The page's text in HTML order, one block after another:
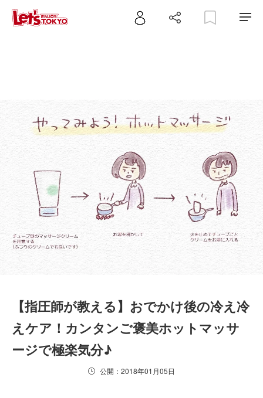
【指圧師が教える】おでかけ後の冷え冷
えケア！カンタンご褒美ホットマッサ
ージで極楽気分♪
公開：2018年01月05日